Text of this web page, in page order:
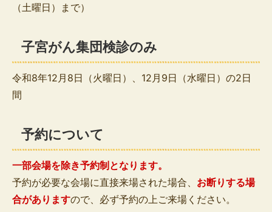
（土曜日）まで）
子宮がん集団検診のみ
令和8年12月8日（火曜日）、12月9日（水曜日）の2日
間
予約について
一部会場を除き予約制となります。
予約が必要な会場に直接来場された場合、 お断りする場
合がありますので、必ず予約の上ご来場ください。